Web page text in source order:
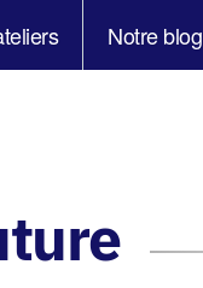
Notre blog